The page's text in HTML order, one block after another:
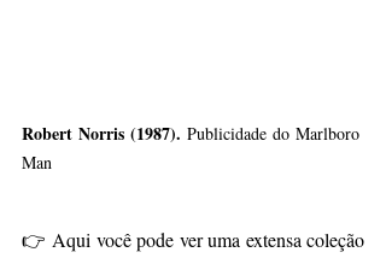
Robert Norris (1987). Publicidade do Marlboro
Man
👉 Aqui você pode ver uma extensa coleção